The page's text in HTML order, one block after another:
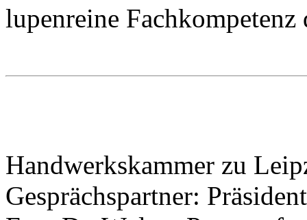
lupenreine Fachkompetenz
Handwerkskammer zu
Gesprächspartner: